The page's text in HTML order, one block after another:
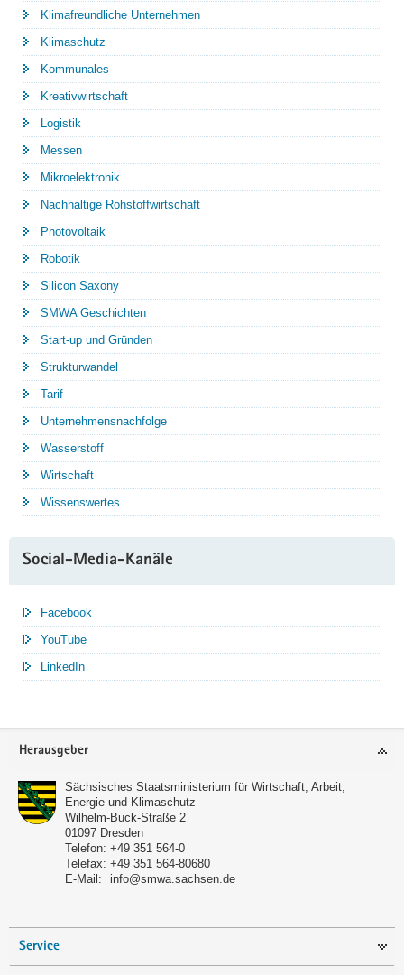
Klimafreundliche Unternehmen
Klimaschutz
Kommunales
Kreativwirtschaft
Logistik
Messen
Mikroelektronik
Nachhaltige Rohstoffwirtschaft
Photovoltaik
Robotik
Silicon Saxony
SMWA Geschichten
Start-up und Gründen
Strukturwandel
Tarif
Unternehmensnachfolge
Wasserstoff
Wirtschaft
Wissenswertes
Social-Media-Kanäle
Facebook
YouTube
LinkedIn
Service
Herausgeber
Sächsisches Staatsministerium für Wirtschaft, Arbeit,
Energie und Klimaschutz
Wilhelm-Buck-Straße 2
01097 Dresden
Telefon: +49 351 564-0
Telefax: +49 351 564-80680
E-Mail:
info@smwa.sachsen.de
Service